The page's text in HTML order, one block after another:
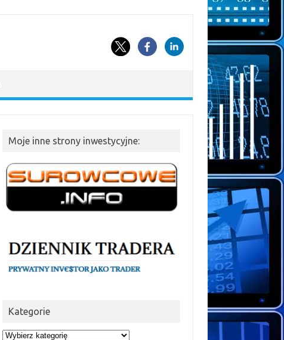
Moje inne strony inwestycyjne:
Kategorie
Kategorie